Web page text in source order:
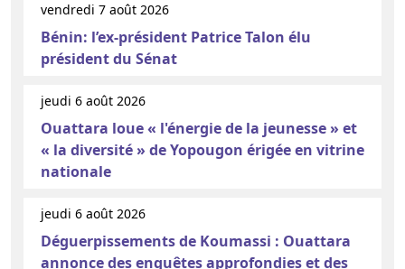
vendredi 7 août 2026
Bénin: l’ex-président Patrice Talon élu
président du Sénat
jeudi 6 août 2026
Ouattara loue « l'énergie de la jeunesse » et
« la diversité » de Yopougon érigée en vitrine
nationale
jeudi 6 août 2026
Déguerpissements de Koumassi : Ouattara
annonce des enquêtes approfondies et des